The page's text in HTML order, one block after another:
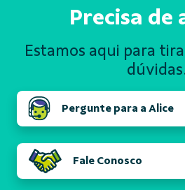
Precisa de
Estamos aqui para
Pergunte para a Alice
Fale Conosco